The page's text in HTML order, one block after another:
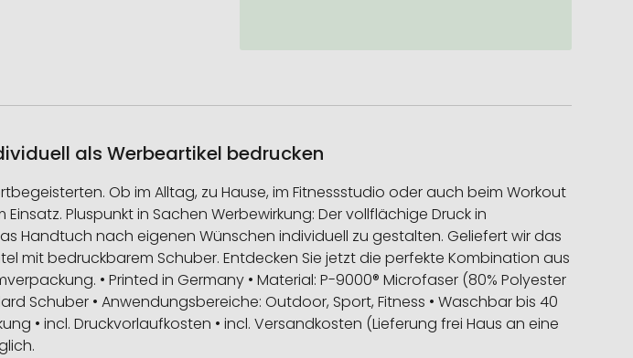
als Werbeartikel bedrucken
Ob im Alltag, zu Hause, im Fitnessstudio oder auch beim Workout
Pluspunkt in Sachen Werbewirkung: Der vollflächige Druck in
Handtuch nach eigenen Wünschen individuell zu gestalten. Geliefert wir das
mit bedruckbarem Schuber. Entdecken Sie jetzt die perfekte Kombination aus
• Printed in Germany • Material: P-9000® Microfaser (80% Polyester
Schuber • Anwendungsbereiche: Outdoor, Sport, Fitness • Waschbar bis 40
• incl. Druckvorlaufkosten • incl. Versandkosten (Lieferung frei Haus an eine